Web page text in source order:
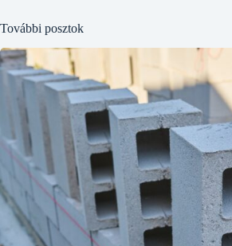
További posztok